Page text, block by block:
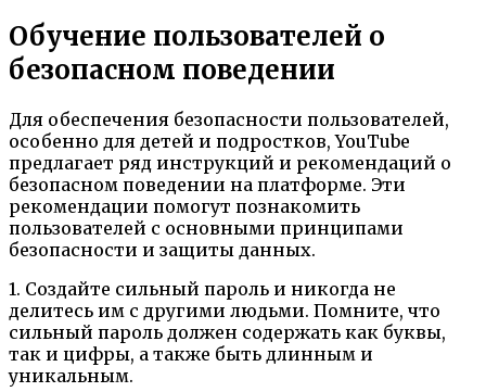
Обучение пользователей о
безопасном поведении
Для обеспечения безопасности пользователей,
особенно для детей и подростков, YouTube
предлагает ряд инструкций и рекомендаций о
безопасном поведении на платформе. Эти
рекомендации помогут познакомить
пользователей с основными принципами
безопасности и защиты данных.
1. Создайте сильный пароль и никогда не
делитесь им с другими людьми. Помните, что
сильный пароль должен содержать как буквы,
так и цифры, а также быть длинным и
уникальным.